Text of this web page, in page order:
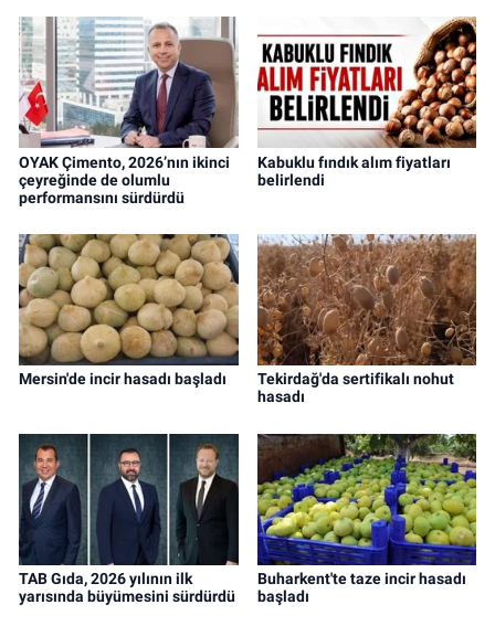
OYAK Çimento, 2026’nın ikinci
çeyreğinde de olumlu
performansını sürdürdü
Kabuklu fındık alım fiyatları
belirlendi
Mersin'de incir hasadı başladı
Tekirdağ'da sertifikalı nohut
hasadı
TAB Gıda, 2026 yılının ilk
yarısında büyümesini sürdürdü
Buharkent'te taze incir hasadı
başladı